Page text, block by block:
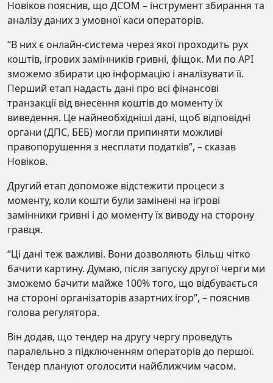
Новіков пояснив, що ДСОМ – інструмент збирання та
аналізу даних з умовної каси операторів.
“В них є онлайн-система через якої проходить рух
коштів, ігрових замінників гривні, фіщок. Ми по API
зможемо збирати цю інформацію і аналізувати її.
Перший етап надасть дані про всі фінансові
транзакції від внесення коштів до моменту їх
виведення. Це найнеобхідніші дані, щоб відповідні
органи (ДПС, БЕБ) могли припиняти можливі
правопорушення з несплати податків”, – сказав
Новіков.
Другий етап допоможе відстежити процеси з
моменту, коли кошти були замінені на ігрові
замінники гривні і до моменту їх виводу на сторону
гравця.
“Ці дані теж важливі. Вони дозволяють більш чітко
бачити картину. Думаю, після запуску другої черги ми
зможемо бачити майже 100% того, що відбувається
на стороні організаторів азартних ігор”, – пояснив
голова регулятора.
Він додав, що тендер на другу чергу проведуть
паралельно з підключенням операторів до першої.
Тендер плануют оголосити найближчим часом.